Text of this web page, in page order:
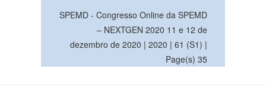
SPEMD - Congresso Online da SPEMD
– NEXTGEN 2020 11 e 12 de
dezembro de 2020 | 2020 | 61 (S1) |
Page(s) 35